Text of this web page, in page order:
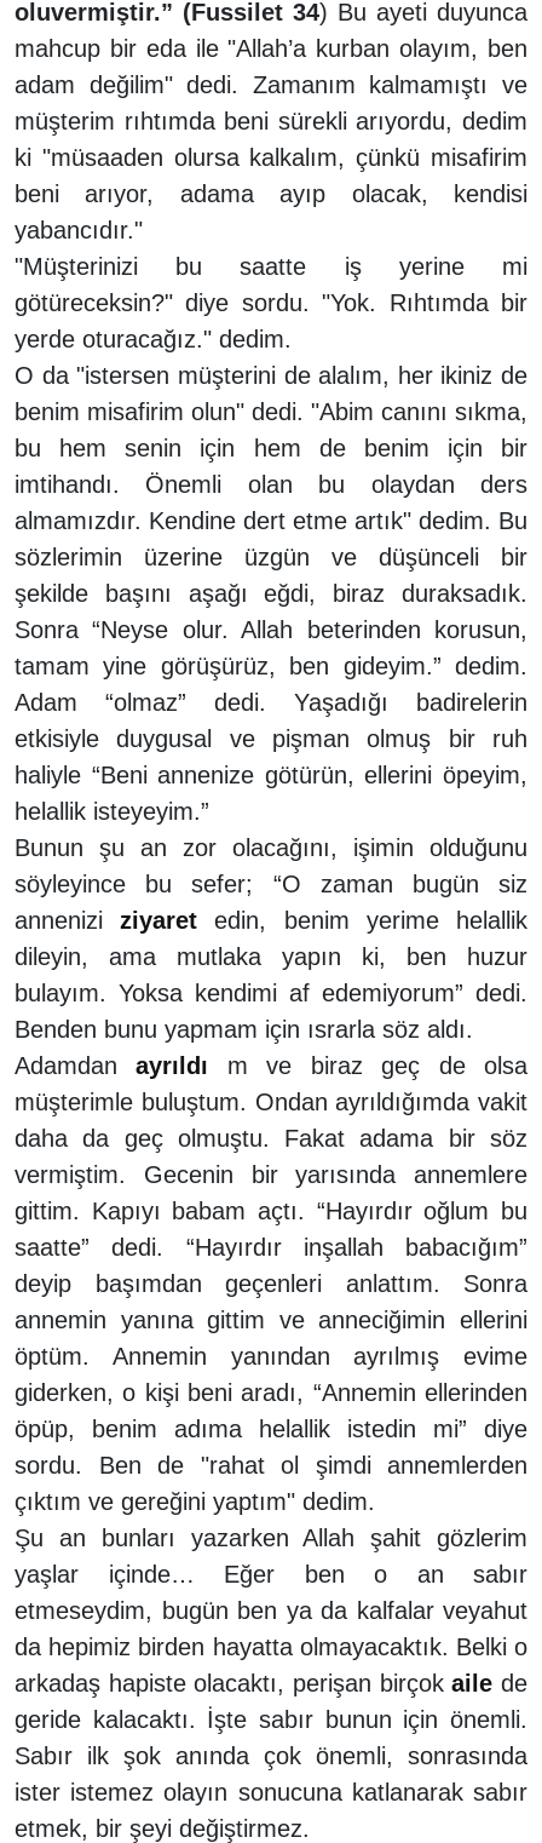
oluvermiştir.” (Fussilet 34) Bu ayeti duyunca
mahcup bir eda ile "Allah’a kurban olayım, ben
adam değilim" dedi. Zamanım kalmamıştı ve
müşterim rıhtımda beni sürekli arıyordu, dedim
ki "müsaaden olursa kalkalım, çünkü misafirim
beni arıyor, adama ayıp olacak, kendisi
yabancıdır."
"Müşterinizi bu saatte iş yerine mi
götüreceksin?" diye sordu. "Yok. Rıhtımda bir
yerde oturacağız." dedim.
O da "istersen müşterini de alalım, her ikiniz de
benim misafirim olun" dedi. "Abim canını sıkma,
bu hem senin için hem de benim için bir
imtihandı. Önemli olan bu olaydan ders
almamızdır. Kendine dert etme artık" dedim. Bu
sözlerimin üzerine üzgün ve düşünceli bir
şekilde başını aşağı eğdi, biraz duraksadık.
Sonra “Neyse olur. Allah beterinden korusun,
tamam yine görüşürüz, ben gideyim.” dedim.
Adam “olmaz” dedi. Yaşadığı badirelerin
etkisiyle duygusal ve pişman olmuş bir ruh
haliyle “Beni annenize götürün, ellerini öpeyim,
helallik isteyeyim.”
Bunun şu an zor olacağını, işimin olduğunu
söyleyince bu sefer; “O zaman bugün siz
anneniziziyaret edin, benim yerime helallik
dileyin, ama mutlaka yapın ki, ben huzur
bulayım. Yoksa kendimi af edemiyorum” dedi.
Benden bunu yapmam için ısrarla söz aldı.
Adamdanayrıldı m ve biraz geç de olsa
müşterimle buluştum. Ondan ayrıldığımda vakit
daha da geç olmuştu. Fakat adama bir söz
vermiştim. Gecenin bir yarısında annemlere
gittim. Kapıyı babam açtı. “Hayırdır oğlum bu
saatte” dedi. “Hayırdır inşallah babacığım”
deyip başımdan geçenleri anlattım. Sonra
annemin yanına gittim ve anneciğimin ellerini
öptüm. Annemin yanından ayrılmış evime
giderken, o kişi beni aradı, “Annemin ellerinden
öpüp, benim adıma helallik istedin mi” diye
sordu. Ben de "rahat ol şimdi annemlerden
çıktım ve gereğini yaptım" dedim.
Şu an bunları yazarken Allah şahit gözlerim
yaşlar içinde… Eğer ben o an sabır
etmeseydim, bugün ben ya da kalfalar veyahut
da hepimiz birden hayatta olmayacaktık. Belki o
arkadaş hapiste olacaktı, perişan birçokaile de
geride kalacaktı. İşte sabır bunun için önemli.
Sabır ilk şok anında çok önemli, sonrasında
ister istemez olayın sonucuna katlanarak sabır
etmek, bir şeyi değiştirmez.